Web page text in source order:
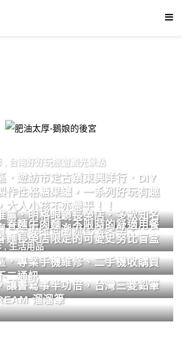
肥油太厚-鵝娘的後宮
台南好好玩旅遊觀光景點
．遊訪市定古蹟東興洋行．DIY
作性格糖果罐，一系列好玩有趣
大人小孩不亦樂乎！！
薦．明格眼鏡長榮店．多款知名
．掌握時尚潮流配鏡美學。
眷麵牛肉麵．不限時的舒適用餐
麵長榮店限定的可愛史努比盲盒
,生活用品
．專業手機維修、二手機收購買
二通訊
讓書寫事半功倍，台灣三菱鉛筆
溜溜筆